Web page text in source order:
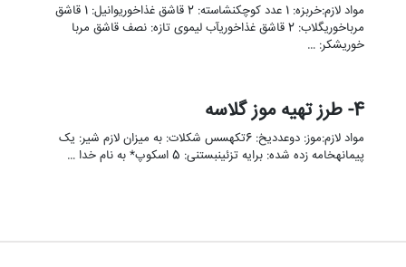
مواد لازم:خربزه: 1 عدد کوچکنشاسته: 2 قاشق غذاخوریوانیل: 1 قاشق
مرباخوریگلاب: 2 قاشق غذاخوریآب لیموی تازه: نصف قاشق مربا
خوریشکر: …
4- طرز تهیه موز گلاسه
مواد لازم:موز: دوعددیخ: 6تکهسس شکلات: به میزان لازم شیر: یک
پیمانهخامه زده شده: برایه تزئینبستنی: 5 اسکوپ* به نام خدا …